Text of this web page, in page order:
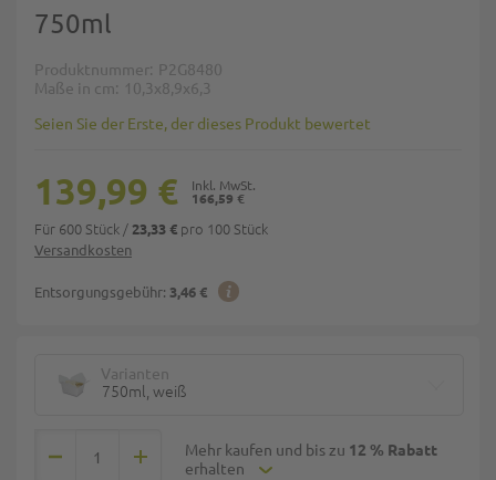
750ml
Produktnummer P2G8480
Maße in cm
10,3x8,9x6,3
Seien Sie der Erste, der dieses Produkt bewertet
Versandkosten
Entsorgungsgebühr: 3,46 €
166,59 €
139,99 €
Für 600 Stück / 23,33 € pro 100 Stück
Varianten
750ml, weiß
Mehr kaufen und bis zu 12 % Rabatt
erhalten